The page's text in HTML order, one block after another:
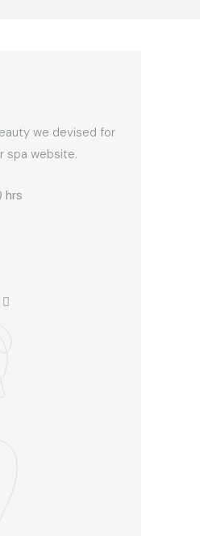
we devised for
spa website.